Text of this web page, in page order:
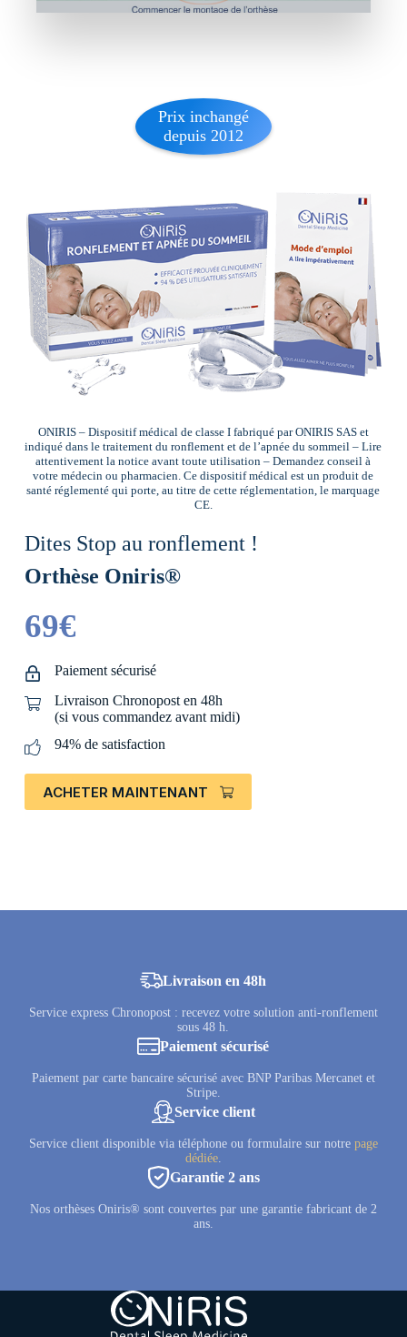
Prix inchangé
depuis 2012
ONIRIS – Dispositif médical de classe I fabriqué par ONIRIS SAS et
indiqué dans le traitement du ronflement et de l’apnée du sommeil – Lire
attentivement la notice avant toute utilisation – Demandez conseil à
votre médecin ou pharmacien. Ce dispositif médical est un produit de
santé réglementé qui porte, au titre de cette réglementation, le marquage
CE.
Dites Stop au ronflement !
Orthèse Oniris®
69€
Paiement sécurisé
Livraison Chronopost en 48h
(si vous commandez avant midi)
94% de satisfaction
ACHETER MAINTENANT
Livraison en 48h
Service express Chronopost : recevez votre solution anti-ronflement
sous 48 h.
Paiement sécurisé
Paiement par carte bancaire sécurisé avec BNP Paribas Mercanet et
Stripe.
Service client
Service client disponible via téléphone ou formulaire sur notre page
dédiée.
Garantie 2 ans
Nos orthèses Oniris® sont couvertes par une garantie fabricant de 2
ans.